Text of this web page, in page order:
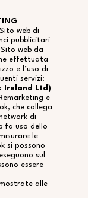
web di
pubblicitari
web da
effettuata
e l’uso di
servizi:
Ireland Ltd)
e
che collega
di
fa uso dello
le
si possono
sul
essere
alle